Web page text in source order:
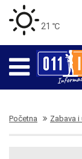
21 ℃
Početna Zabava